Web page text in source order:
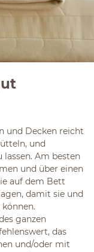
und Decken reicht
und
Am besten
und über einen
auf dem Bett
damit sie und
ganzen
das
und/oder mit